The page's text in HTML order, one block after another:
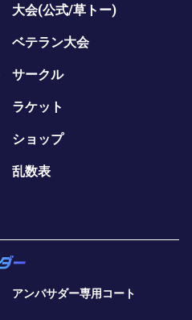
大会(公式/草トー)
ベテラン大会
サークル
ラケット
ショップ
乱数表
アンバサダー専用コート